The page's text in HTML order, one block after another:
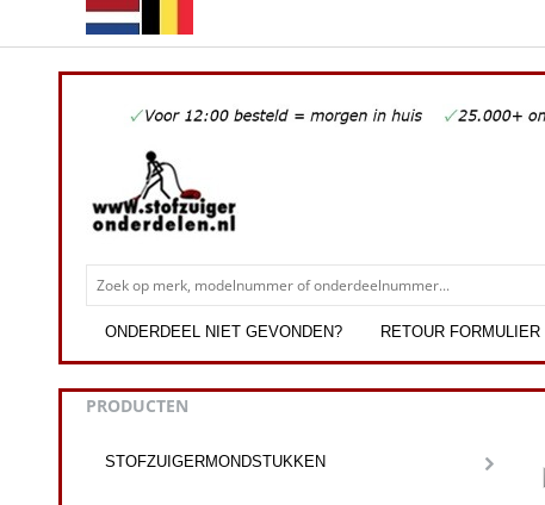
ONDERDEEL NIET GEVONDEN? RETOUR FORMULIER
PRODUCTEN
STOFZUIGERMONDSTUKKEN